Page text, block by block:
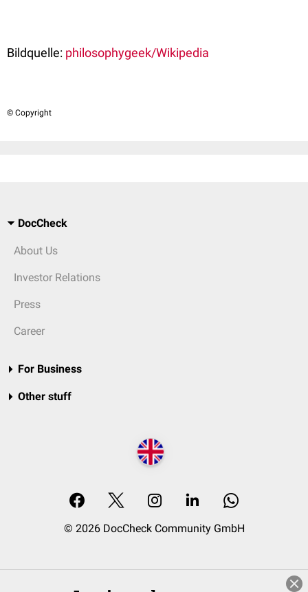
Bildquelle: philosophygeek/Wikipedia
© Copyright
DocCheck
About Us
Investor Relations
Press
Career
For Business
Other stuff
© 2026 DocCheck Community GmbH